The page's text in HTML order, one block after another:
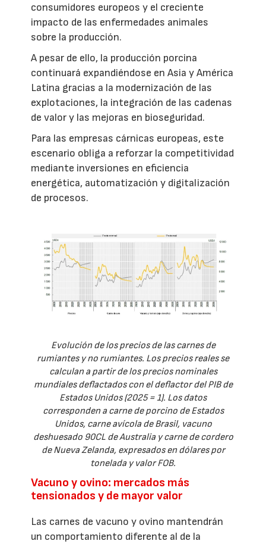
consumidores europeos y el creciente
impacto de las enfermedades animales
sobre la producción.
A pesar de ello, la producción porcina
continuará expandiéndose en Asia y América
Latina gracias a la modernización de las
explotaciones, la integración de las cadenas
de valor y las mejoras en bioseguridad.
Para las empresas cárnicas europeas, este
escenario obliga a reforzar la competitividad
mediante inversiones en eficiencia
energética, automatización y digitalización
de procesos.
Evolución de los precios de las carnes de
rumiantes y no rumiantes. Los precios reales se
calculan a partir de los precios nominales
mundiales deflactados con el deflactor del PIB de
Estados Unidos (2025 = 1). Los datos
corresponden a carne de porcino de Estados
Unidos, carne avícola de Brasil, vacuno
deshuesado 90CL de Australia y carne de cordero
de Nueva Zelanda, expresados en dólares por
tonelada y valor FOB.
Vacuno y ovino: mercados más
tensionados y de mayor valor
Las carnes de vacuno y ovino mantendrán
un comportamiento diferente al de la